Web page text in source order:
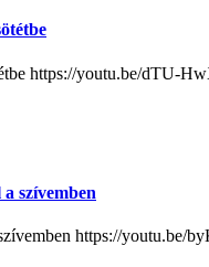
https://youtu.be/dTU-
szívemben
https://youtu.be/